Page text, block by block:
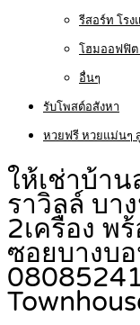
รีสอร์ท โรง
โฮมออฟฟิต
อื่นๆ
รับโพสต์อสังหา
หวยฟรี หวยแม่นๆ
ให้เช่าบ้า
ราวิลล์ บา
2เครื่อง พ
ซอยบางบ